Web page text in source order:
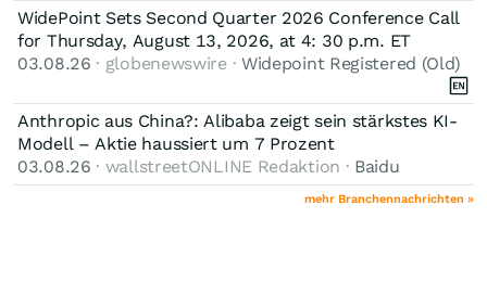
WidePoint Sets Second Quarter 2026 Conference Call
for Thursday, August 13, 2026, at 4: 30 p.m. ET
03.08.26 · globenewswire · Widepoint Registered (Old)
Anthropic aus China?: Alibaba zeigt sein stärkstes KI-
Modell – Aktie haussiert um 7 Prozent
03.08.26 · wallstreetONLINE Redaktion · Baidu
mehr Branchennachrichten »